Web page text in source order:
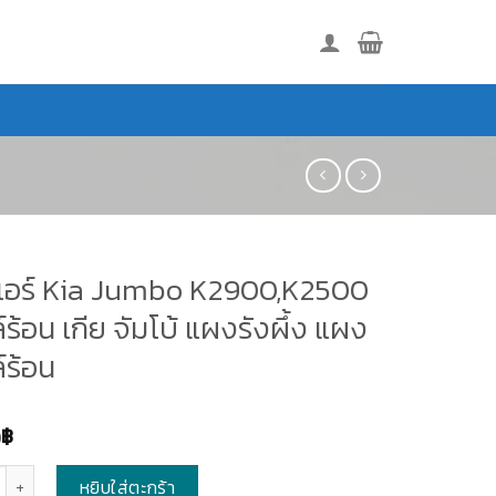
ร์ Kia Jumbo K2900,K2500
อน เกีย จัมโบ้ แผงรังผึ้ง แผง
อน
฿
หยิบใส่ตะกร้า